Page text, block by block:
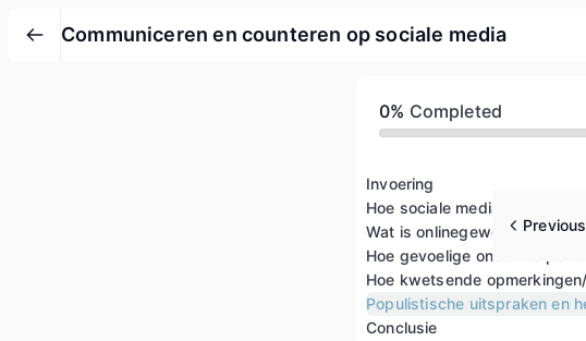
Communiceren en counteren op sociale media
0% Completed
Invoering
Hoe sociale media werken
Wat is onlinegeweld
Conclusie
Previous